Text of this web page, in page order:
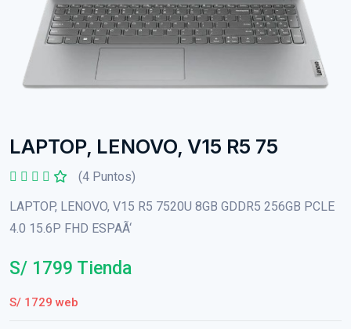
LAPTOP, LENOVO, V15 R5 75
(4 Puntos)
LAPTOP, LENOVO, V15 R5 7520U 8GB GDDR5 256GB PCLE
4.0 15.6P FHD ESPAÃ‘
S/ 1799 Tienda
S/ 1729 web